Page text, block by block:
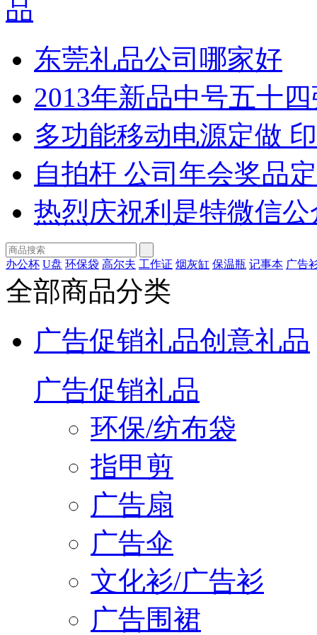
东莞礼品公司哪家好
2013年新品中号五十
多功能移动电源定做
自拍杆 公司年会奖品
热烈庆祝利是特微信
办公杯 U盘 环保袋 高尔夫 工作证 烟灰缸 保温瓶 记事本 广告
全部商品分类
广告促销礼品创意礼品
广告促销礼品
环保/纺布袋
指甲剪
广告扇
广告伞
文化衫/广告衫
广告围裙